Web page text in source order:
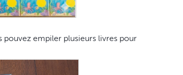
pouvez empiler plusieurs livres pour